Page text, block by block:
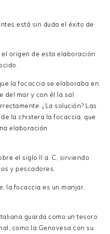
está sin duda el éxito de
origen de esta elaboración
la focaccia se elaboraba en
del mar y con él la sal
¿La solución? Las
la chistera la focaccia, que
elaboración
el siglo II a. C, sirviendo
y pescadores.
la focaccia es un manjar,
guarda como un tesoro
como la Genovesa con su